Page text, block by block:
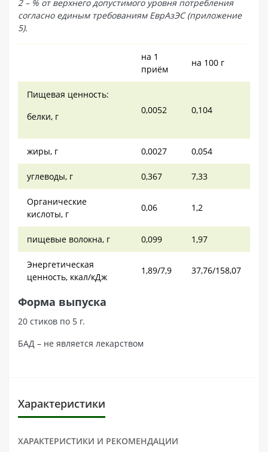
2 – % от верхнего допустимого уровня потребления
согласно единым требованиям ЕврАзЭС (приложение
5).
на 1
приём
на 100 г
Пищевая ценность:
белки, г
0,0052 0,104
жиры, г 0,0027 0,054
углеводы, г 0,367 7,33
Органические
кислоты, г
0,06 1,2
пищевые волокна, г 0,099 1,97
Энергетическая
ценность, ккал/кДж
1,89/7,9 37,76/158,07
Форма выпуска
20 стиков по 5 г.
БАД – не является лекарством
Характеристики
ХАРАКТЕРИСТИКИ И РЕКОМЕНДАЦИИ